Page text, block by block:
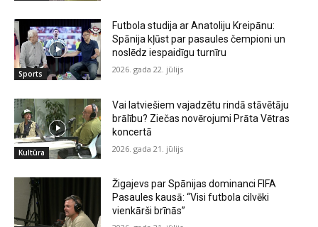
Sports
Futbola studija ar Anatoliju Kreipānu:
Spānija kļūst par pasaules čempioni un
noslēdz iespaidīgu turnīru
2026. gada 22. jūlijs
Kultūra
Vai latviešiem vajadzētu rindā stāvētāju
brālību? Ziečas novērojumi Prāta Vētras
koncertā
2026. gada 21. jūlijs
Žigajevs par Spānijas dominanci FIFA
Pasaules kausā: “Visi futbola cilvēki
vienkārši brīnās”